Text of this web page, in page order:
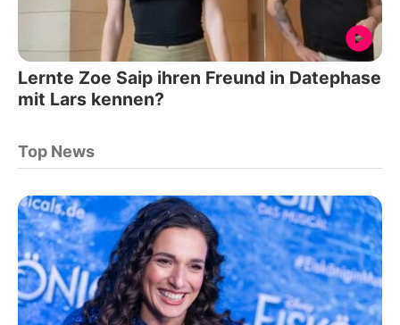
Lernte Zoe Saip ihren Freund in Datephase
mit Lars kennen?
Top News